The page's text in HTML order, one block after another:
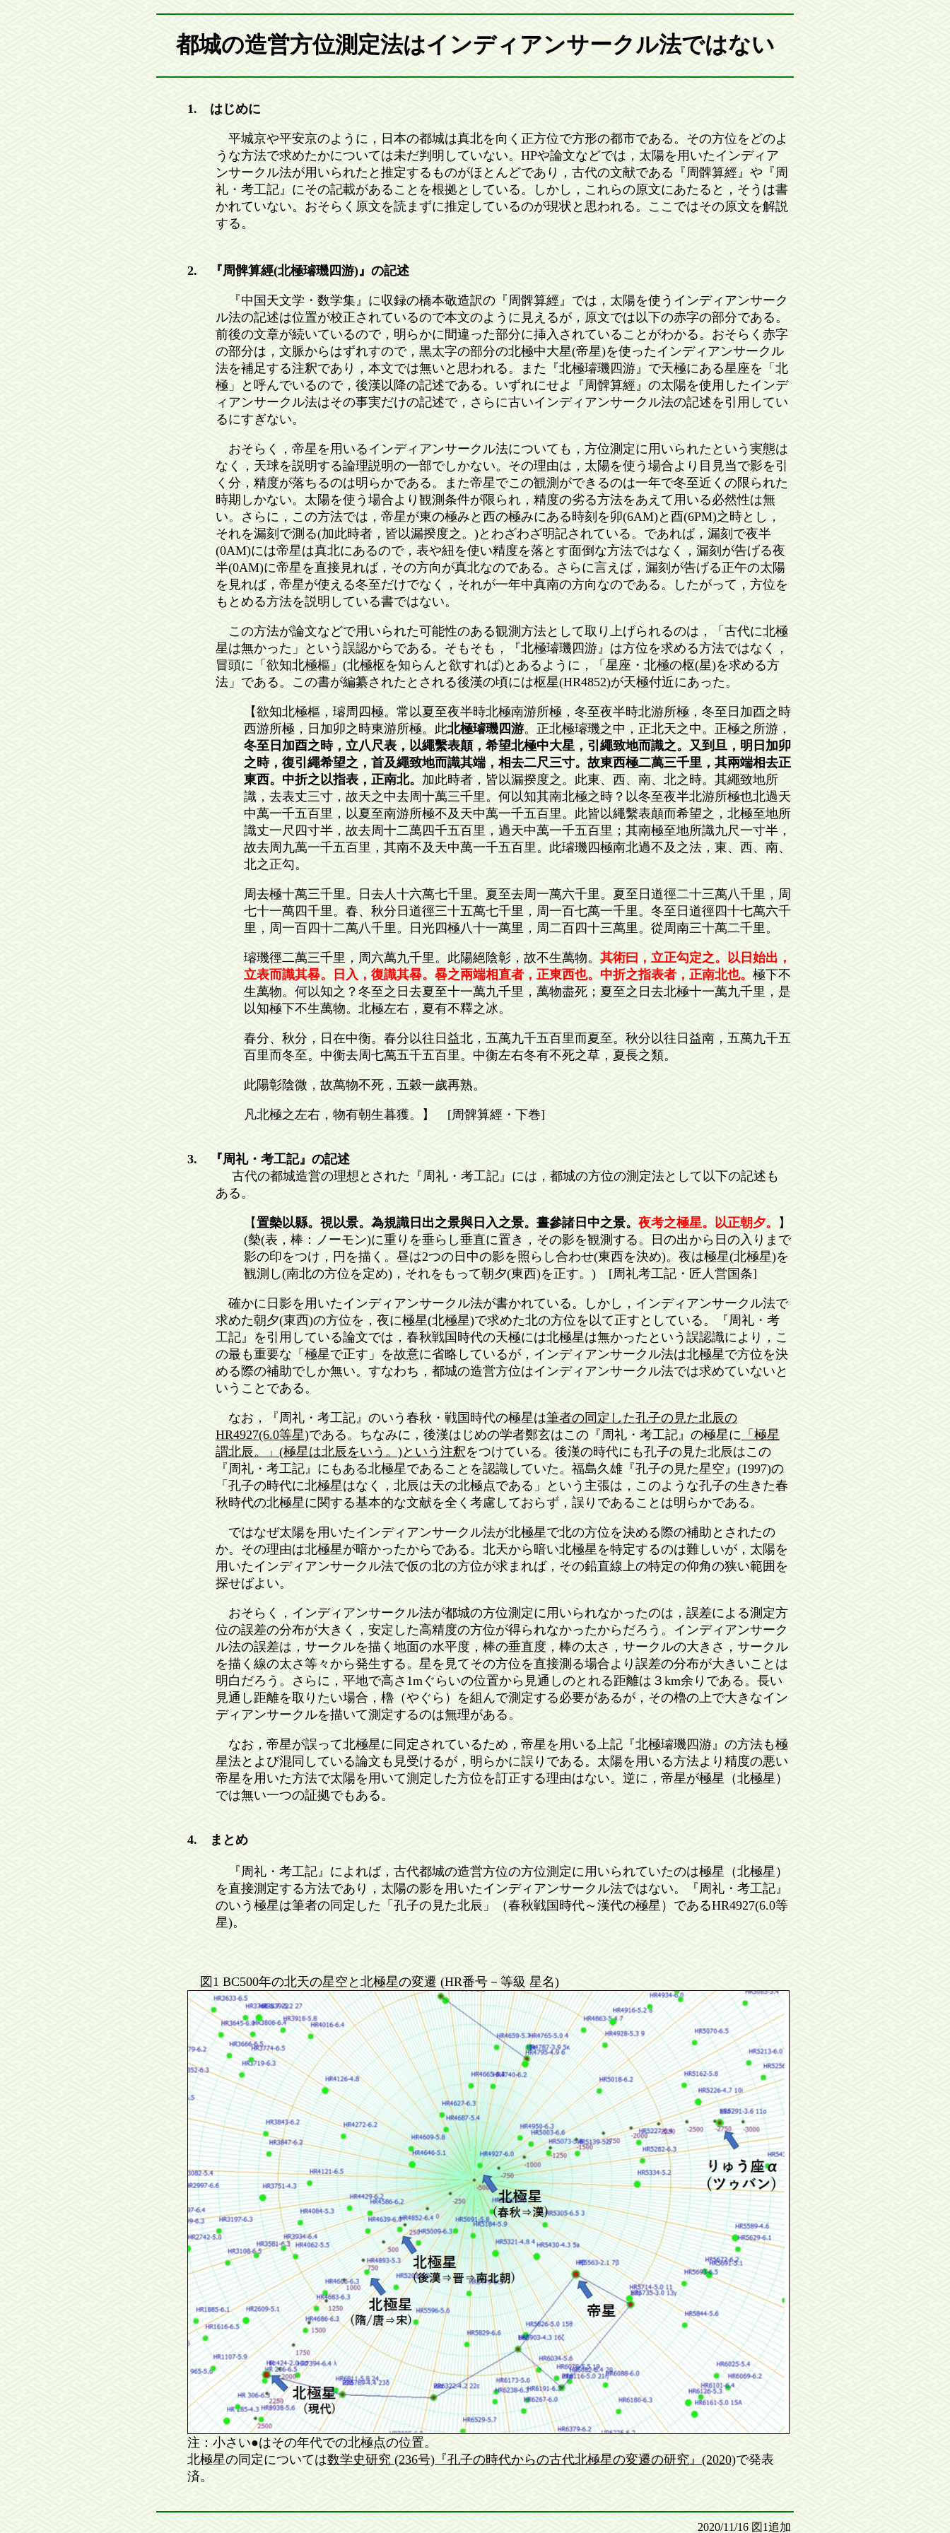
都城の造営方位測定法はインディアンサークル法ではない
1. はじめに
平城京や平安京のように，日本の都城は真北を向く正方位で方形の都市である。その方位をどのよ
うな方法で求めたかについては未だ判明していない。HPや論文などでは，太陽を用いたインディア
ンサークル法が用いられたと推定するものがほとんどであり，古代の文献である『周髀算經』や『周
礼・考工記』にその記載があることを根拠としている。しかし，これらの原文にあたると，そうは書
かれていない。おそらく原文を読まずに推定しているのが現状と思われる。ここではその原文を解説
する。
2. 『周髀算經(北極璿璣四游)』の記述
『中国天文学・数学集』に収録の橋本敬造訳の『周髀算經』では，太陽を使うインディアンサーク
ル法の記述は位置が校正されているので本文のように見えるが，原文では以下の赤字の部分である。
前後の文章が続いているので，明らかに間違った部分に挿入されていることがわかる。おそらく赤字
の部分は，文脈からはずれすので，黒太字の部分の北極中大星(帝星)を使ったインディアンサークル
法を補足する注釈であり，本文では無いと思われる。また『北極璿璣四游』で天極にある星座を「北
極」と呼んでいるので，後漢以降の記述である。いずれにせよ『周髀算經』の太陽を使用したインデ
ィアンサークル法はその事実だけの記述で，さらに古いインディアンサークル法の記述を引用してい
るにすぎない。
おそらく，帝星を用いるインディアンサークル法についても，方位測定に用いられたという実態は
なく，天球を説明する論理説明の一部でしかない。その理由は，太陽を使う場合より目見当で影を引
く分，精度が落ちるのは明らかである。また帝星でこの観測ができるのは一年で冬至近くの限られた
時期しかない。太陽を使う場合より観測条件が限られ，精度の劣る方法をあえて用いる必然性は無
い。さらに，この方法では，帝星が東の極みと西の極みにある時刻を卯(6AM)と酉(6PM)之時とし，
それを漏刻で測る(加此時者，皆以漏揆度之。)とわざわざ明記されている。であれば，漏刻で夜半
(0AM)には帝星は真北にあるので，表や紐を使い精度を落とす面倒な方法ではなく，漏刻が告げる夜
半(0AM)に帝星を直接見れば，その方向が真北なのである。さらに言えば，漏刻が告げる正午の太陽
を見れば，帝星が使える冬至だけでなく，それが一年中真南の方向なのである。したがって，方位を
もとめる方法を説明している書ではない。
この方法が論文などで用いられた可能性のある観測方法として取り上げられるのは，「古代に北極
星は無かった」という誤認からである。そもそも，『北極璿璣四游』は方位を求める方法ではなく，
冒頭に「欲知北極樞」(北極枢を知らんと欲すれば)とあるように，「星座・北極の枢(星)を求める方
法」である。この書が編纂されたとされる後漢の頃には枢星(HR4852)が天極付近にあった。
【欲知北極樞，璿周四極。常以夏至夜半時北極南游所極，冬至夜半時北游所極，冬至日加酉之時
西游所極，日加卯之時東游所極。此北極璿璣四游。正北極璿璣之中，正北天之中。正極之所游，
冬至日加酉之時，立八尺表，以繩繫表顛，希望北極中大星，引繩致地而識之。又到旦，明日加卯
之時，復引繩希望之，首及繩致地而識其端，相去二尺三寸。故東西極二萬三千里，其兩端相去正
東西。中折之以指表，正南北。 加此時者，皆以漏揆度之。此東、西、南、北之時。其繩致地所
識，去表丈三寸，故天之中去周十萬三千里。何以知其南北極之時？以冬至夜半北游所極也北過天
中萬一千五百里，以夏至南游所極不及天中萬一千五百里。此皆以繩繫表顛而希望之，北極至地所
識丈一尺四寸半，故去周十二萬四千五百里，過天中萬一千五百里；其南極至地所識九尺一寸半，
故去周九萬一千五百里，其南不及天中萬一千五百里。此璿璣四極南北過不及之法，東、西、南、
北之正勾。
周去極十萬三千里。日去人十六萬七千里。夏至去周一萬六千里。夏至日道徑二十三萬八千里，周
七十一萬四千里。春、秋分日道徑三十五萬七千里，周一百七萬一千里。冬至日道徑四十七萬六千
里，周一百四十二萬八千里。日光四極八十一萬里，周二百四十三萬里。從周南三十萬二千里。
璿璣徑二萬三千里，周六萬九千里。此陽絕陰彰，故不生萬物。 其術曰，立正勾定之。以日始出，
立表而識其晷。日入，復識其晷。晷之兩端相直者，正東西也。中折之指表者，正南北也。 極下不
生萬物。何以知之？冬至之日去夏至十一萬九千里，萬物盡死；夏至之日去北極十一萬九千里，是
以知極下不生萬物。北極左右，夏有不釋之冰。
春分、秋分，日在中衡。春分以往日益北，五萬九千五百里而夏至。秋分以往日益南，五萬九千五
百里而冬至。中衡去周七萬五千五百里。中衡左右冬有不死之草，夏長之類。
此陽彰陰微，故萬物不死，五穀一歲再熟。
凡北極之左右，物有朝生暮獲。】 [周髀算經・下巻]
3. 『周礼・考工記』の記述
古代の都城造営の理想とされた『周礼・考工記』には，都城の方位の測定法として以下の記述も
ある。
【置槷以縣。視以景。為規識日出之景與日入之景。晝參諸日中之景。 夜考之極星。以正朝夕。
】
(槷(表，棒：ノーモン)に重りを垂らし垂直に置き，その影を観測する。日の出から日の入りまで
影の印をつけ，円を描く。昼は2つの日中の影を照らし合わせ(東西を決め)。夜は極星(北極星)を
観測し(南北の方位を定め)，それをもって朝夕(東西)を正す。) [周礼考工記・匠人営国条]
確かに日影を用いたインディアンサークル法が書かれている。しかし，インディアンサークル法で
求めた朝夕(東西)の方位を，夜に極星(北極星)で求めた北の方位を以て正すとしている。『周礼・考
工記』を引用している論文では，春秋戦国時代の天極には北極星は無かったという誤認識により，こ
の最も重要な「極星で正す」を故意に省略しているが，インディアンサークル法は北極星で方位を決
める際の補助でしか無い。すなわち，都城の造営方位はインディアンサークル法では求めていないと
いうことである。
なお，『周礼・考工記』のいう春秋・戦国時代の極星は筆者の同定した孔子の見た北辰の
HR4927(6.0等星)である。ちなみに，後漢はじめの学者鄭玄はこの『周礼・考工記』の極星に 「極星
謂北辰。」(極星は北辰をいう。)という注釈をつけている。後漢の時代にも孔子の見た北辰はこの
『周礼・考工記』にもある北極星であることを認識していた。福島久雄『孔子の見た星空』(1997)の
「孔子の時代に北極星はなく，北辰は天の北極点である」という主張は，このような孔子の生きた春
秋時代の北極星に関する基本的な文献を全く考慮しておらず，誤りであることは明らかである。
ではなぜ太陽を用いたインディアンサークル法が北極星で北の方位を決める際の補助とされたの
か。その理由は北極星が暗かったからである。北天から暗い北極星を特定するのは難しいが，太陽を
用いたインディアンサークル法で仮の北の方位が求まれば，その鉛直線上の特定の仰角の狭い範囲を
探せばよい。
おそらく，インディアンサークル法が都城の方位測定に用いられなかったのは，誤差による測定方
位の誤差の分布が大きく，安定した高精度の方位が得られなかったからだろう。インディアンサーク
ル法の誤差は，サークルを描く地面の水平度，棒の垂直度，棒の太さ，サークルの大きさ，サークル
を描く線の太さ等々から発生する。星を見てその方位を直接測る場合より誤差の分布が大きいことは
明白だろう。さらに，平地で高さ1mぐらいの位置から見通しのとれる距離は３km余りである。長い
見通し距離を取りたい場合，櫓（やぐら）を組んで測定する必要があるが，その櫓の上で大きなイン
ディアンサークルを描いて測定するのは無理がある。
なお，帝星が誤って北極星に同定されているため，帝星を用いる上記『北極璿璣四游』の方法も極
星法とよび混同している論文も見受けるが，明らかに誤りである。太陽を用いる方法より精度の悪い
帝星を用いた方法で太陽を用いて測定した方位を訂正する理由はない。逆に，帝星が極星（北極星）
では無い一つの証拠でもある。
4. まとめ
『周礼・考工記』によれば，古代都城の造営方位の方位測定に用いられていたのは極星（北極星）
を直接測定する方法であり，太陽の影を用いたインディアンサークル法ではない。『周礼・考工記』
のいう極星は筆者の同定した「孔子の見た北辰」（春秋戦国時代～漢代の極星）であるHR4927(6.0等
星)。
図1 BC500年の北天の星空と北極星の変遷 (HR番号－等級 星名)
注：小さい●はその年代での北極点の位置。
北極星の同定については数学史研究 (236号)『孔子の時代からの古代北極星の変遷の研究』(2020)で発表
済。
2020/11/16 図1追加